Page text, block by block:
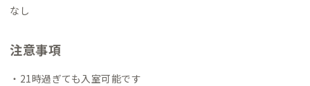
野で地域の皆さんと協力をしながらその地域ならではの魅力の
緒に企画を考えたり、地域のイベントやボランティアに参加をし
たりするなど、様々な交流を通して門司港、北九州の歴史・暮ら
しについて興味を持ち、何度も足を運んで頂けると嬉しいです。
なし
注意事項
・21時過ぎても入室可能です